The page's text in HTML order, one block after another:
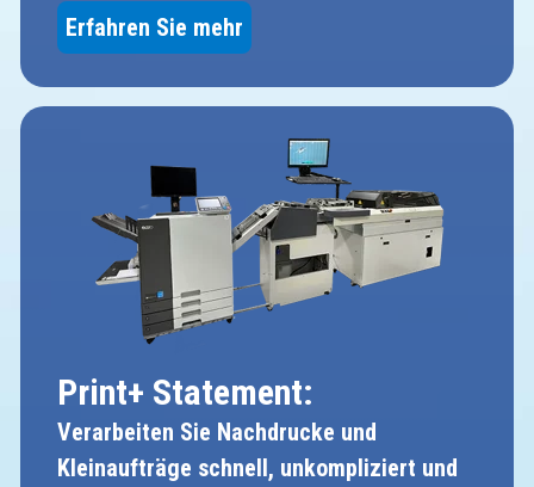
Erfahren Sie mehr
Print+ Statement:
Verarbeiten Sie Nachdrucke und
Kleinaufträge schnell, unkompliziert und